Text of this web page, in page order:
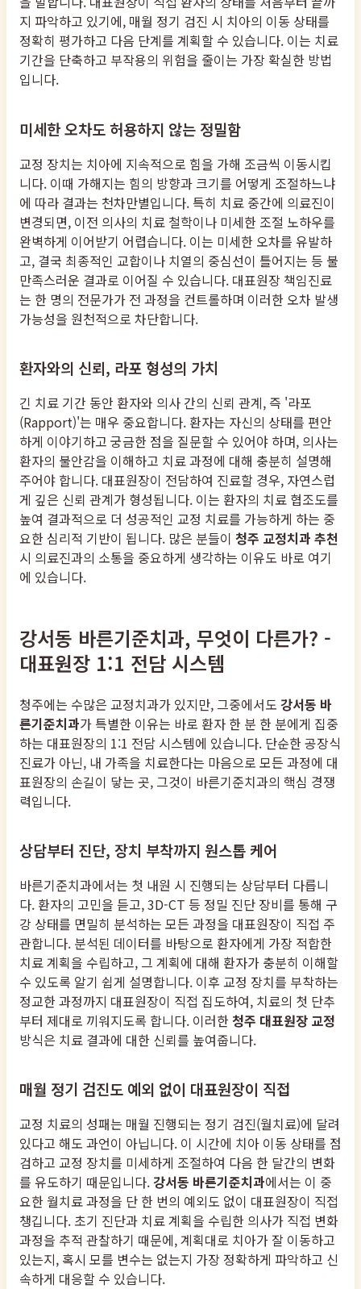
지 파악하고 있기에, 매월 정기 검진 시 치아의 이동 상태를
정확히 평가하고 다음 단계를 계획할 수 있습니다. 이는 치료
기간을 단축하고 부작용의 위험을 줄이는 가장 확실한 방법
입니다.
미세한 오차도 허용하지 않는 정밀함
교정 장치는 치아에 지속적으로 힘을 가해 조금씩 이동시킵
니다. 이때 가해지는 힘의 방향과 크기를 어떻게 조절하느냐
에 따라 결과는 천차만별입니다. 특히 치료 중간에 의료진이
변경되면, 이전 의사의 치료 철학이나 미세한 조절 노하우를
완벽하게 이어받기 어렵습니다. 이는 미세한 오차를 유발하
고, 결국 최종적인 교합이나 치열의 중심선이 틀어지는 등 불
만족스러운 결과로 이어질 수 있습니다. 대표원장 책임진료
는 한 명의 전문가가 전 과정을 컨트롤하며 이러한 오차 발생
가능성을 원천적으로 차단합니다.
환자와의 신뢰, 라포 형성의 가치
긴 치료 기간 동안 환자와 의사 간의 신뢰 관계, 즉 '라포
(Rapport)'는 매우 중요합니다. 환자는 자신의 상태를 편안
하게 이야기하고 궁금한 점을 질문할 수 있어야 하며, 의사는
환자의 불안감을 이해하고 치료 과정에 대해 충분히 설명해
주어야 합니다. 대표원장이 전담하여 진료할 경우, 자연스럽
게 깊은 신뢰 관계가 형성됩니다. 이는 환자의 치료 협조도를
높여 결과적으로 더 성공적인 교정 치료를 가능하게 하는 중
요한 심리적 기반이 됩니다. 많은 분들이 청주 교정치과 추천
시 의료진과의 소통을 중요하게 생각하는 이유도 바로 여기
에 있습니다.
강서동 바른기준치과, 무엇이 다른가? -
대표원장 1:1 전담 시스템
청주에는 수많은 교정치과가 있지만, 그중에서도 강서동 바
른기준치과가 특별한 이유는 바로 환자 한 분 한 분에게 집중
하는 대표원장의 1:1 전담 시스템에 있습니다. 단순한 공장식
진료가 아닌, 내 가족을 치료한다는 마음으로 모든 과정에 대
표원장의 손길이 닿는 곳, 그것이 바른기준치과의 핵심 경쟁
력입니다.
상담부터 진단, 장치 부착까지 원스톱 케어
바른기준치과에서는 첫 내원 시 진행되는 상담부터 다릅니
다. 환자의 고민을 듣고, 3D-CT 등 정밀 진단 장비를 통해 구
강 상태를 면밀히 분석하는 모든 과정을 대표원장이 직접 주
관합니다. 분석된 데이터를 바탕으로 환자에게 가장 적합한
치료 계획을 수립하고, 그 계획에 대해 환자가 충분히 이해할
수 있도록 알기 쉽게 설명합니다. 이후 교정 장치를 부착하는
정교한 과정까지 대표원장이 직접 집도하여, 치료의 첫 단추
부터 제대로 끼워지도록 합니다. 이러한청주 대표원장 교정
방식은 치료 결과에 대한 신뢰를 높여줍니다.
매월 정기 검진도 예외 없이 대표원장이 직접
교정 치료의 성패는 매월 진행되는 정기 검진(월치료)에 달려
있다고 해도 과언이 아닙니다. 이 시간에 치아 이동 상태를 점
검하고 교정 장치를 미세하게 조절하여 다음 한 달간의 변화
를 유도하기 때문입니다. 강서동 바른기준치과에서는 이 중
요한 월치료 과정을 단 한 번의 예외도 없이 대표원장이 직접
챙깁니다. 초기 진단과 치료 계획을 수립한 의사가 직접 변화
과정을 추적 관찰하기 때문에, 계획대로 치아가 잘 이동하고
있는지, 혹시 모를 변수는 없는지 가장 정확하게 파악하고 신
속하게 대응할 수 있습니다.